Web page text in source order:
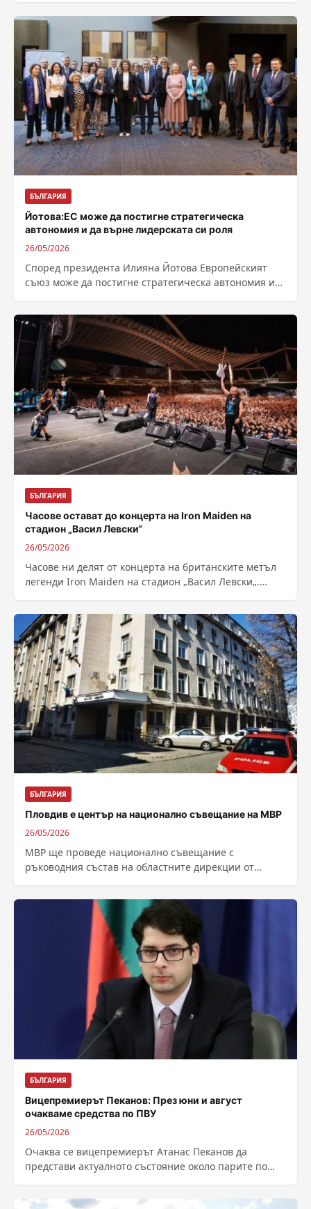
БЪЛГАРИЯ
Йотова:ЕС може да постигне стратегическа
автономия и да върне лидерската си роля
26/05/2026
Според президента Илияна Йотова Европейският
съюз може да постигне стратегическа автономия и
БЪЛГАРИЯ
Часове остават до концерта на Iron Maiden на
стадион „Васил Левски“
26/05/2026
Часове ни делят от концерта на британските метъл
легенди Iron Maiden на стадион „Васил Левски„.
БЪЛГАРИЯ
Пловдив е център на национално съвещание на МВР
26/05/2026
МВР ще проведе национално съвещание с
ръководния състав на областните дирекции от
политическото...
БЪЛГАРИЯ
Вицепремиерът Пеканов: През юни и август
очакваме средства по ПВУ
26/05/2026
Очаква се вицепремиерът Атанас Пеканов да
представи актуалното състояние около парите по